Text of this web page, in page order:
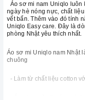
Áo sơ mi nam Uniqlo luôn
ngày hè nóng nực, chất
vết bẩn. Thêm vào đó tính
Uniqlo Easy care. Đây là
phòng Nhật yêu thích nhất.
Áo sơ mi Uniqlo nam Nhật
chuông
- Làm từ chất liệu cotton